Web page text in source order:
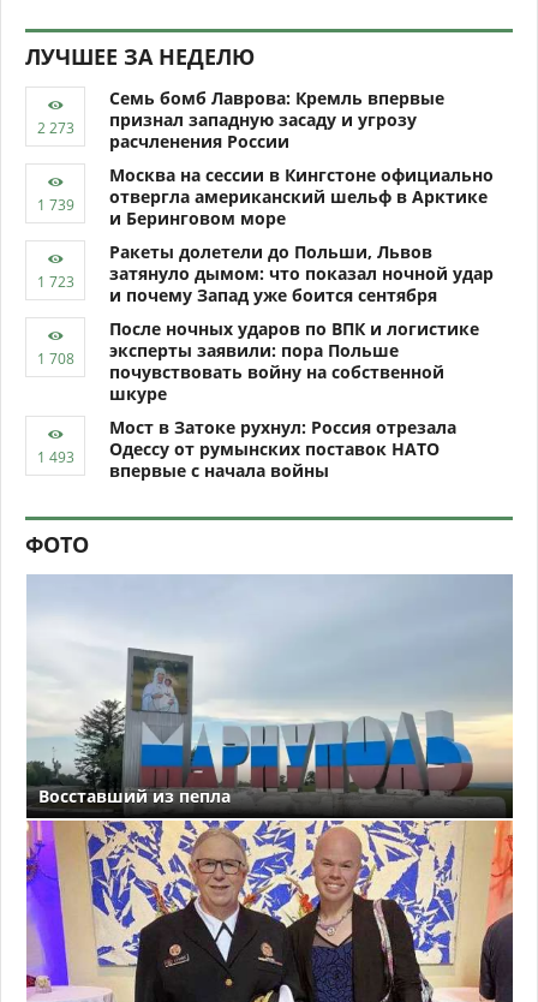
ЛУЧШЕЕ ЗА НЕДЕЛЮ
Семь бомб Лаврова: Кремль впервые
признал западную засаду и угрозу
расчленения России
Москва на сессии в Кингстоне официально
отвергла американский шельф в Арктике
и Беринговом море
Ракеты долетели до Польши, Львов
затянуло дымом: что показал ночной удар
и почему Запад уже боится сентября
После ночных ударов по ВПК и логистике
эксперты заявили: пора Польше
почувствовать войну на собственной
шкуре
Мост в Затоке рухнул: Россия отрезала
Одессу от румынских поставок НАТО
впервые с начала войны
ФОТО
Восставший из пепла